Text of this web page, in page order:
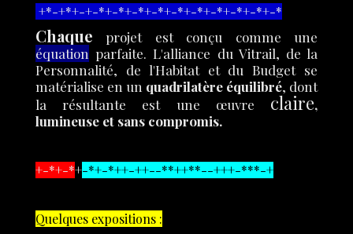
+*-+*+-+-*+-*+-*+-*+-*+-*+-*+-*+-*+-*
Chaque projet est conçu comme une
équation parfaite. L'alliance du Vitrail, de la
Personnalité, de l'Habitat et du Budget se
matérialise en un quadrilatère équilibré, dont
la résultante est une œuvre claire,
lumineuse et sans compromis.
+-*+-*+-*+-*++-++--**++**--+++-***-+
Quelques expositions :